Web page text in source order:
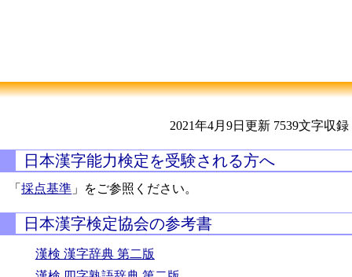
2021年4月9日更新 7539文字収録
日本漢字能力検定を受験される方へ
「採点基準 」をご参照ください。
日本漢字検定協会の参考書
漢検 漢字辞典 第二版